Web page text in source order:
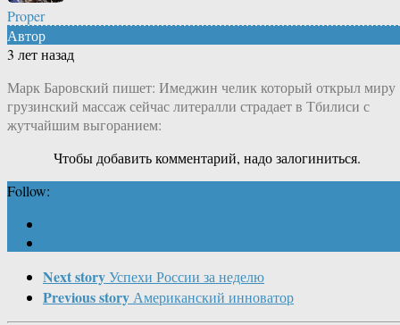
Proper
Автор
3 лет назад
Марк Баровский пишет: Имеджин челик который открыл миру
грузинский массаж сейчас литералли страдает в Тбилиси с
жутчайшим выгоранием:
Чтобы добавить комментарий, надо залогиниться.
Follow:
Next storyУспехи России за неделю
Previous storyАмериканский инноватор